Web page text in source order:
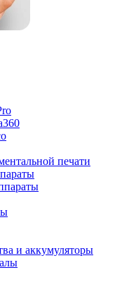
печати
и аккумуляторы